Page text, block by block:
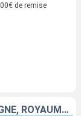
de remise
DANEMARK, SUÈDE, NORVÈGE, ALLEMAGNE, ROYAUME-UNI